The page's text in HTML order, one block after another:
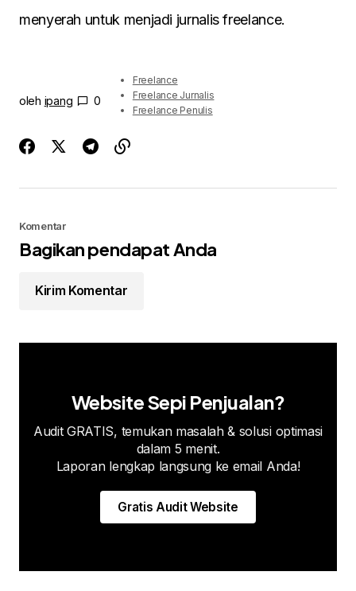
menyerah untuk menjadi jurnalis freelance.
oleh ipang 0
Freelance
Freelance Jurnalis
Freelance Penulis
Komentar
Bagikan pendapat Anda
Kirim Komentar
Website Sepi Penjualan?
Audit GRATIS, temukan masalah & solusi optimasi
dalam 5 menit.
Laporan lengkap langsung ke email Anda!
Gratis Audit Website